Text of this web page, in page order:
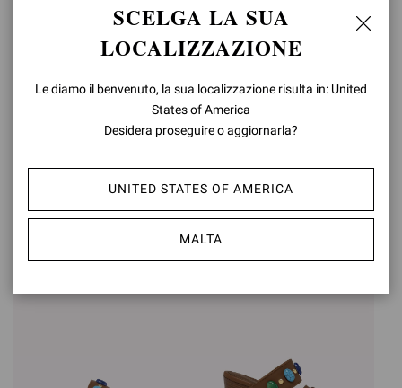
SHANTI MARY JANE
€890,00
SHANTI THONG 05
€950,00
SCELGA LA SUA
LOCALIZZAZIONE
Le diamo il benvenuto, la sua localizzazione risulta in: United
States of America
Desidera proseguire o aggiornarla?
UNITED STATES OF AMERICA
MALTA